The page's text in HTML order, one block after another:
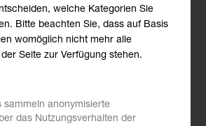
Analyse aus Sicht des
welche Kategorien Sie
Bitte beachten Sie, dass auf Basis
womöglich nicht mehr alle
Seite zur Verfügung stehen.
sammeln anonymisierte
das Nutzungsverhalten der